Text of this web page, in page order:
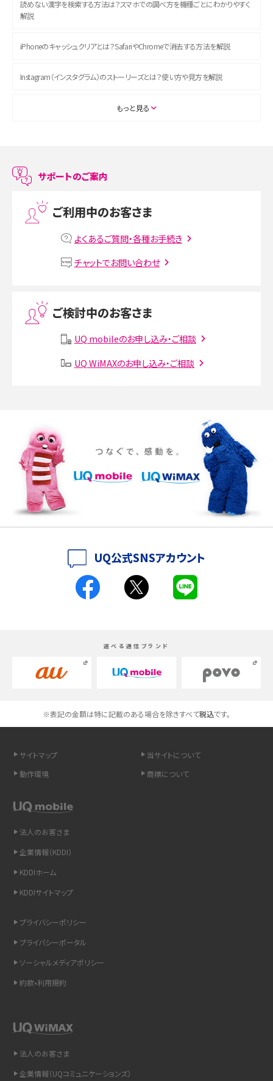
読めない漢字を検索する方法は？スマホでの調べ方を機種ごとにわかりやすく
解説
iPhoneのキャッシュクリアとは？SafariやChromeで消去する方法を解説
Instagram（インスタグラム）のストーリーズとは？使い方や見方を解説
ASMRとは？初心者向けの代表ジャンルや楽しみ方を解説
LINEで友だちを削除する方法は？方法ごとの影響や復活・復元する方法も解説
プリペイドSIMとは？種類やメリット・デメリット、利用までの流れを解説
VPN接続とは？仕組みや必要性、メリット・デメリット、接続方法を解説
Instagram（インスタグラム）でスクショするとバレる？バレるケースや撮り方も解
SMSとは？料金やできること、注意点や届かない時の対処法を解説
iPhone 16eとiPhone SE（第3世代）の違いは？サイズやスペックを比較して解説
iPhone 16eとiPhone 14を徹底比較！スペック・機能の違いをわかりやすく紹介
iPhone 16シリーズのモデルを比較！価格・サイズ・カメラ性能の違いを徹底解説
iPhone 16とiPhone 15の違いは？カメラ・スペック・機能を徹底比較
スマホが高い理由は？購入費用を抑える方法や端末を選ぶ時の注意点を解説！
高校生にスマホ制限は必要？所持率やメリット・デメリットを詳しく紹介
スマホのネット通信速度が遅い原因は？すぐできる対処法や見直すポイントを解
iCloudの使用容量を減らす9つの方法！使用状況の確認手順も紹介
インスタのDMの送り方は？便利機能の使い方や注意点をわかりやすく解説
Bluetooth®とは？Wi-Fiとの違いやスマホ・PCとの接続方法を解説
詳しく解説
もっと見る
サポートのご案内
ご利用中のお客さま
よくあるご質問・各種お手続き
チャットでお問い合わせ
ご検討中のお客さま
UQ mobileのお申し込み・ご相談
UQ WiMAXのお申し込み・ご相談
UQ公式SNSアカウント
選べる通信ブランド
※表記の金額は特に記載のある場合を除きすべて税込です。
サイトマップ
当サイトについて
動作環境
商標について
法人のお客さま
企業情報（KDDI）
KDDIホーム
KDDIサイトマップ
プライバシーポリシー
プライバシーポータル
ソーシャルメディアポリシー
約款•利用規約
法人のお客さま
企業情報（UQコミュニケーションズ）